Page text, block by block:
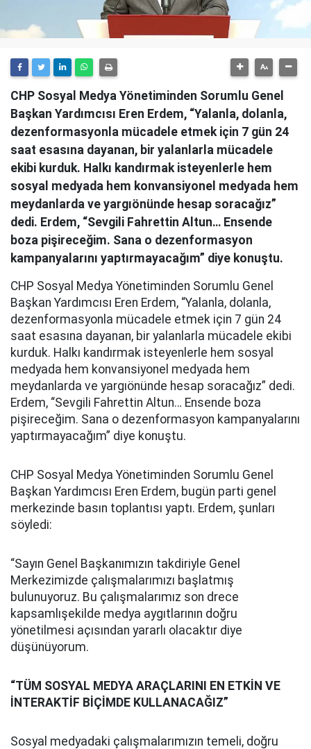
CHP Sosyal Medya Yönetiminden Sorumlu Genel
Başkan Yardımcısı Eren Erdem, “Yalanla, dolanla,
dezenformasyonla mücadele etmek için 7 gün 24
saat esasına dayanan, bir yalanlarla mücadele
ekibi kurduk. Halkı kandırmak isteyenlerle hem
sosyal medyada hem konvansiyonel medyada hem
meydanlarda ve yargıönünde hesap soracağız”
dedi. Erdem, “Sevgili Fahrettin Altun… Ensende
boza pişireceğim. Sana o dezenformasyon
kampanyalarını yaptırmayacağım” diye konuştu.
CHP Sosyal Medya Yönetiminden Sorumlu Genel
Başkan Yardımcısı Eren Erdem, “Yalanla, dolanla,
dezenformasyonla mücadele etmek için 7 gün 24
saat esasına dayanan, bir yalanlarla mücadele ekibi
kurduk. Halkı kandırmak isteyenlerle hem sosyal
medyada hem konvansiyonel medyada hem
meydanlarda ve yargıönünde hesap soracağız” dedi.
Erdem, “Sevgili Fahrettin Altun… Ensende boza
pişireceğim. Sana o dezenformasyon kampanyalarını
yaptırmayacağım” diye konuştu.
CHP Sosyal Medya Yönetiminden Sorumlu Genel
Başkan Yardımcısı Eren Erdem, bugün parti genel
merkezinde basın toplantısı yaptı. Erdem, şunları
söyledi:
“Sayın Genel Başkanımızın takdiriyle Genel
Merkezimizde çalışmalarımızı başlatmış
bulunuyoruz. Bu çalışmalarımız son drece
kapsamlışekilde medya aygıtlarının doğru
yönetilmesi açısından yararlı olacaktır diye
düşünüyorum.
“TÜM SOSYAL MEDYA ARAÇLARINI EN ETKİN VE
İNTERAKTİF BİÇİMDE KULLANACAĞIZ”
Sosyal medyadaki çalışmalarımızın temeli, doğru